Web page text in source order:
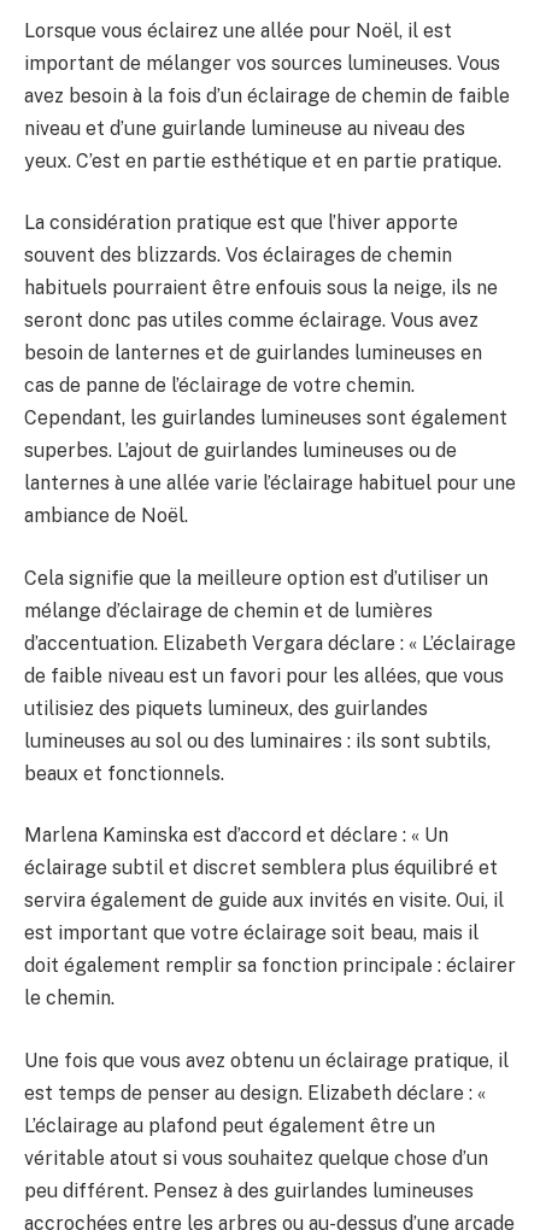
Lorsque vous éclairez une allée pour Noël, il est
important de mélanger vos sources lumineuses. Vous
avez besoin à la fois d’un éclairage de chemin de faible
niveau et d’une guirlande lumineuse au niveau des
yeux. C’est en partie esthétique et en partie pratique.
La considération pratique est que l’hiver apporte
souvent des blizzards. Vos éclairages de chemin
habituels pourraient être enfouis sous la neige, ils ne
seront donc pas utiles comme éclairage. Vous avez
besoin de lanternes et de guirlandes lumineuses en
cas de panne de l’éclairage de votre chemin.
Cependant, les guirlandes lumineuses sont également
superbes. L’ajout de guirlandes lumineuses ou de
lanternes à une allée varie l’éclairage habituel pour une
ambiance de Noël.
Cela signifie que la meilleure option est d’utiliser un
mélange d’éclairage de chemin et de lumières
d’accentuation. Elizabeth Vergara déclare : « L’éclairage
de faible niveau est un favori pour les allées, que vous
utilisiez des piquets lumineux, des guirlandes
lumineuses au sol ou des luminaires : ils sont subtils,
beaux et fonctionnels.
Marlena Kaminska est d’accord et déclare : « Un
éclairage subtil et discret semblera plus équilibré et
servira également de guide aux invités en visite. Oui, il
est important que votre éclairage soit beau, mais il
doit également remplir sa fonction principale : éclairer
le chemin.
Une fois que vous avez obtenu un éclairage pratique, il
est temps de penser au design. Elizabeth déclare : «
L’éclairage au plafond peut également être un
véritable atout si vous souhaitez quelque chose d’un
peu différent. Pensez à des guirlandes lumineuses
accrochées entre les arbres ou au-dessus d’une arcade